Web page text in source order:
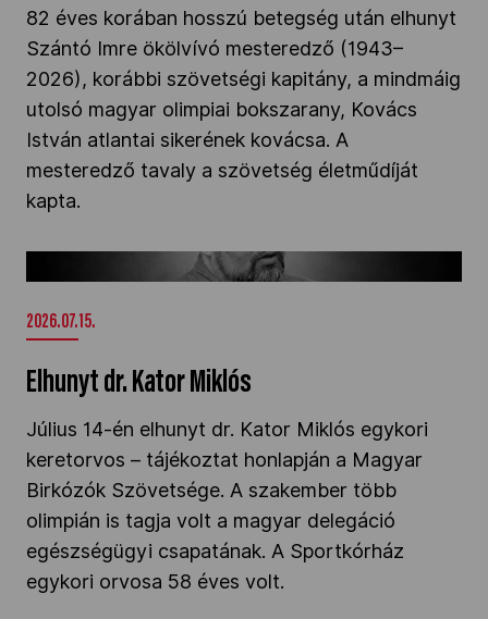
OVEP
Adatbank
82 éves korában hosszú betegség után elhunyt
Szántó Imre ökölvívó mesteredző (1943–
2026), korábbi szövetségi kapitány, a mindmáig
utolsó magyar olimpiai bokszarany, Kovács
István atlantai sikerének kovácsa. A
mesteredző tavaly a szövetség életműdíját
kapta.
Elhunyt dr. Kator Miklós" />
2026.07.15.
Elhunyt dr. Kator Miklós
Július 14-én elhunyt dr. Kator Miklós egykori
keretorvos – tájékoztat honlapján a Magyar
Birkózók Szövetsége. A szakember több
olimpián is tagja volt a magyar delegáció
egészségügyi csapatának. A Sportkórház
egykori orvosa 58 éves volt.